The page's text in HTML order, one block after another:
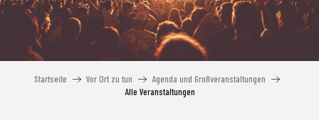
Startseite Vor Ort zu tun
Agenda und Großveranstaltungen
Alle Veranstaltungen